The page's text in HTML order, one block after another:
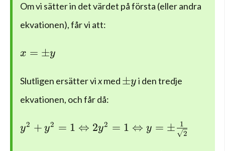
Om vi sätter in det värdet på första (eller andra
ekvationen), får vi att:
x=\pm y
x = ±y
Slutligen ersätter vixmed \pm y
±yi den tredje
ekvationen, och får då:
{ y }^{ 2 }+{ y }^{ 2
y2 + y2 = 1 ⇔ 2y2 = 1 ⇔ y = ± 2
1